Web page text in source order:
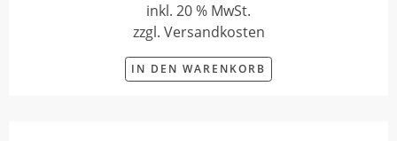
inkl. 20 % MwSt.
zzgl. Versandkosten
IN DEN WARENKORB